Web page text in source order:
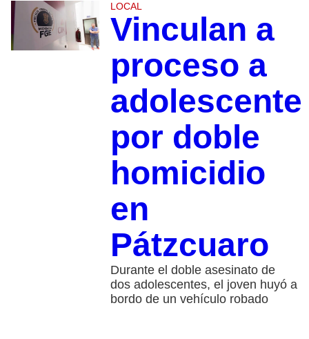
LOCAL
Vinculan a
proceso a
adolescente
por doble
homicidio
en
Pátzcuaro
Durante el doble asesinato de
dos adolescentes, el joven huyó a
bordo de un vehículo robado